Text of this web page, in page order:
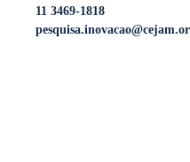
11 3469-1818